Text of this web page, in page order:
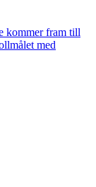
kommer fram till
med